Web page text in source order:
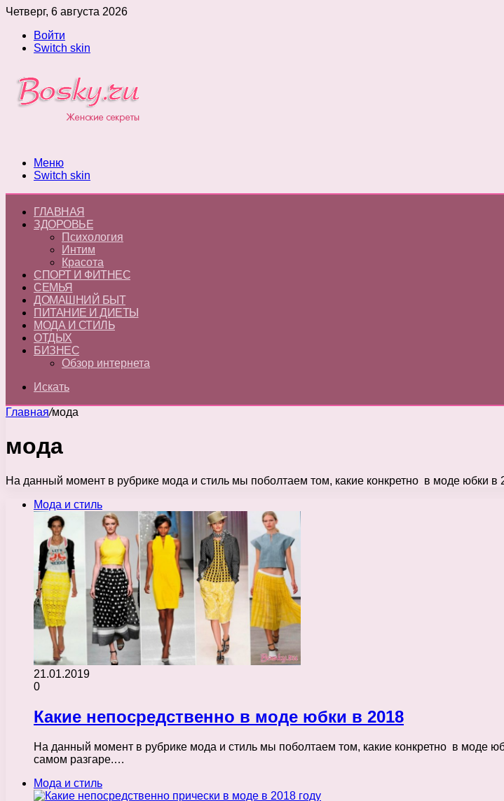
Четверг, 6 августа 2026
Войти
Switch skin
Меню
Switch skin
ГЛАВНАЯ
ЗДОРОВЬЕ
Психология
Интим
Красота
СПОРТ И ФИТНЕС
СЕМЬЯ
ДОМАШНИЙ БЫТ
ПИТАНИЕ И ДИЕТЫ
МОДА И СТИЛЬ
ОТДЫХ
БИЗНЕС
Обзор интернета
Искать
Главная/мода
мода
На данный момент в рубрике мода и стиль мы поболтаем том, какие конкретно в моде юбки
Мода и стиль
21.01.2019
0
Какие непосредственно в моде юбки в 2018
На данный момент в рубрике мода и стиль мы поболтаем том, какие конкретно в моде
самом разгаре.…
Мода и стиль